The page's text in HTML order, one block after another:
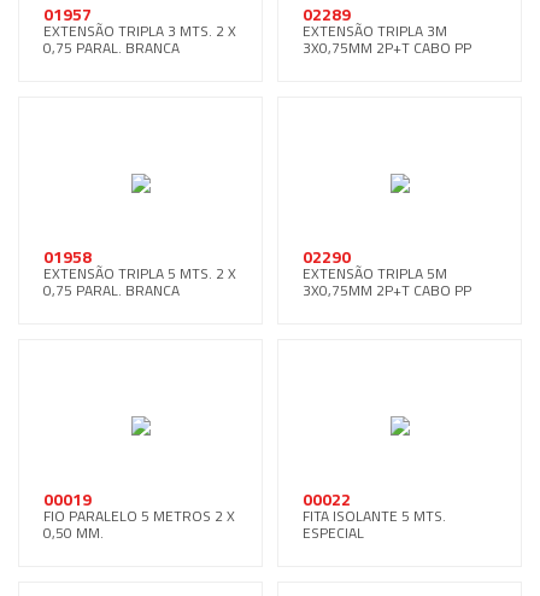
01957
EXTENSÃO TRIPLA 3 MTS. 2 X
0,75 PARAL. BRANCA
02289
EXTENSÃO TRIPLA 3M
3X0,75MM 2P+T CABO PP
01958
EXTENSÃO TRIPLA 5 MTS. 2 X
0,75 PARAL. BRANCA
02290
EXTENSÃO TRIPLA 5M
3X0,75MM 2P+T CABO PP
00019
FIO PARALELO 5 METROS 2 X
0,50 MM.
00022
FITA ISOLANTE 5 MTS.
ESPECIAL